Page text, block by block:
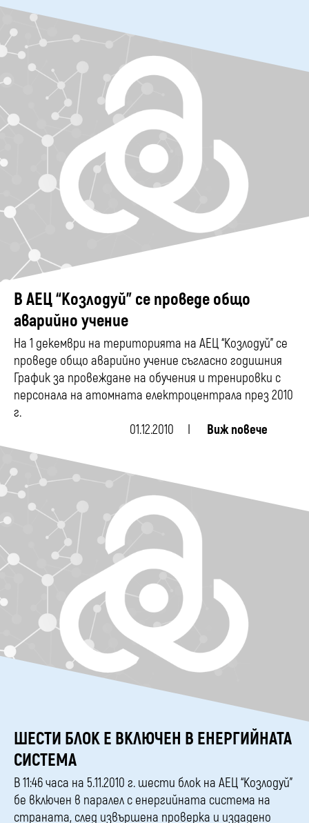
В АЕЦ “Козлодуй” се проведе общо
аварийно учение
На 1 декември на територията на АЕЦ “Козлодуй” се
проведе общо аварийно учение съгласно годишния
График за провеждане на обучения и тренировки с
персонала на атомната електроцентрала през 2010
г.
01.12.2010
Виж повече
ШЕСТИ БЛОК Е ВКЛЮЧЕН В ЕНЕРГИЙНАТА
СИСТЕМА
В 11:46 часа на 5.11.2010 г. шести блок на АЕЦ “Козлодуй”
бе включен в паралел с енергийната система на
страната, след извършена проверка и издадено